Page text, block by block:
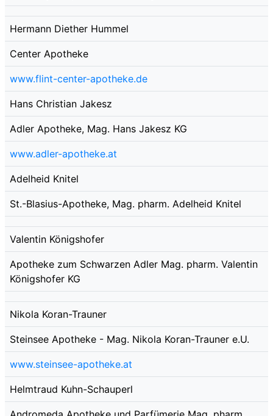
Hermann Diether Hummel
Center Apotheke
www.flint-center-apotheke.de
Hans Christian Jakesz
Adler Apotheke, Mag. Hans Jakesz KG
www.adler-apotheke.at
Adelheid Knitel
St.-Blasius-Apotheke, Mag. pharm. Adelheid Knitel
Valentin Königshofer
Apotheke zum Schwarzen Adler Mag. pharm. Valentin
Königshofer KG
Nikola Koran-Trauner
Steinsee Apotheke - Mag. Nikola Koran-Trauner e.U.
www.steinsee-apotheke.at
Helmtraud Kuhn-Schauperl